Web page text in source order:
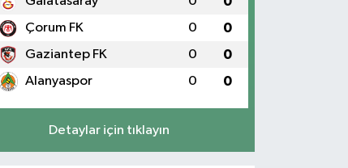
Çorum FK 0 0
Gaziantep FK 0 0
Alanyaspor 0 0
Detaylar için tıklayın